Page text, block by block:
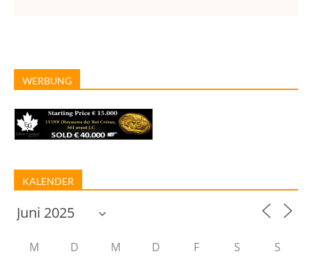
WERBUNG
KALENDER
M D M D F S S